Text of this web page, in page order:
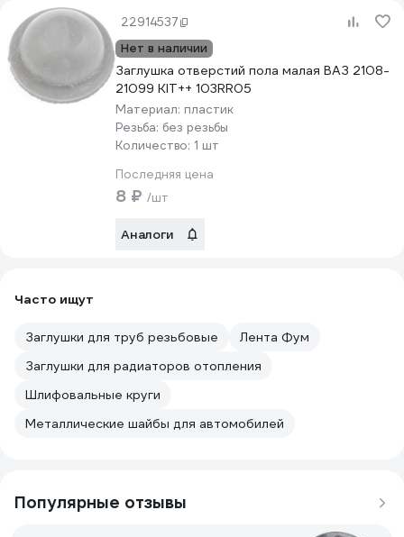
22914537
Нет в наличии
Заглушка отверстий пола малая ВАЗ 2108-
21099 KIT++ 103RR05
Материал: пластик
Резьба: без резьбы
Количество: 1 шт
Последняя цена
8 ₽ /шт
Аналоги
Часто ищут
Заглушки для труб резьбовые
Лента Фум
Заглушки для радиаторов отопления
Шлифовальные круги
Металлические шайбы для автомобилей
Популярные отзывы